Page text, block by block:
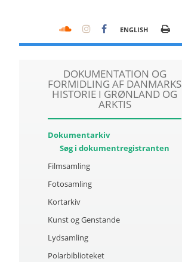
ENGLISH
DOKUMENTATION OG
FORMIDLING AF DANMARKS
HISTORIE I GRØNLAND OG
ARKTIS
Dokumentarkiv
Søg i dokumentregistranten
Filmsamling
Fotosamling
Kortarkiv
Kunst og Genstande
Lydsamling
Polarbiblioteket